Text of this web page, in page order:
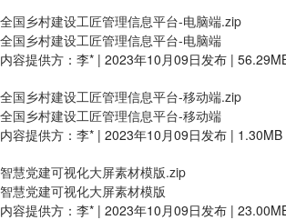
全国乡村建设工匠管理信息平台-电脑端.zip
全国乡村建设工匠管理信息平台-电脑端
内容提供方：李* | 2023年10月09日发布 |
全国乡村建设工匠管理信息平台-移动端.zip
全国乡村建设工匠管理信息平台-移动端
内容提供方：李* | 2023年10月09日发布 |
智慧党建可视化大屏素材模版.zip
智慧党建可视化大屏素材模版
内容提供方：李* | 2023年10月09日发布 |